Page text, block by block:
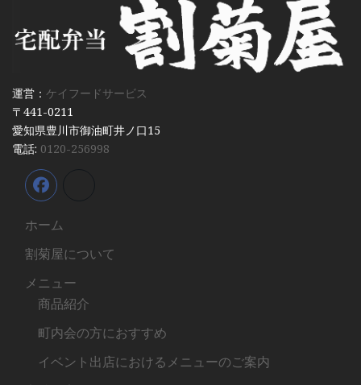
運営： ケイフードサービス
〒441-0211
愛知県豊川市御油町井ノ口15
電話: 0120-256998
ホーム
割菊屋について
メニュー
商品紹介
町内会の方におすすめ
イベント出店におけるメニューのご案内